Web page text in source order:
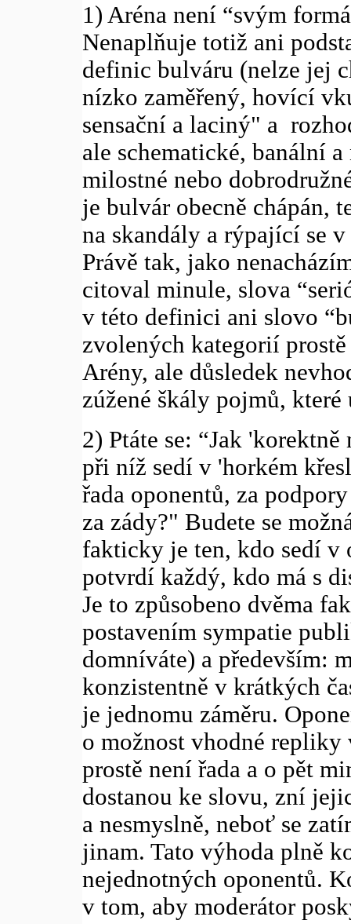
1) Aréna není “svým
Nenaplňuje totiž ani
definic bulváru (nelze jej
nízko zaměřený, hovící
sensační a laciný" a
ale schematické, banální
milostné nebo
je bulvár obecně chápán,
na skandály a rýpající se
Právě tak, jako
citoval minule, slova
v této definici ani slovo
zvolených kategorií
Arény, ale důsledek
zúžené škály pojmů, které
2) Ptáte se: “Jak
při níž sedí v 'horkém
řada oponentů, za
za zády?" Budete se
fakticky je ten, kdo sedí v
potvrdí každý, kdo má s
Je to způsobeno dvěma
postavením sympatie
domníváte) a především:
konzistentně v krátkých
je jednomu záměru.
o možnost vhodné
prostě není řada a o pět
dostanou ke slovu, zní
a nesmyslně, neboť se
jinam. Tato výhoda plně
nejednotných oponentů.
v tom, aby moderátor